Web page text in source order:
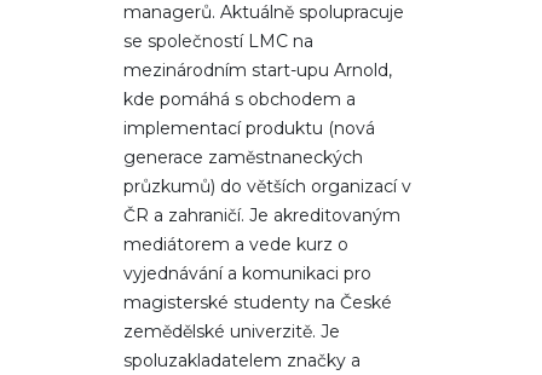
managerů. Aktuálně spolupracuje
se společností LMC na
mezinárodním start-upu Arnold,
kde pomáhá s obchodem a
implementací produktu (nová
generace zaměstnaneckých
průzkumů) do větších organizací v
ČR a zahraničí. Je akreditovaným
mediátorem a vede kurz o
vyjednávání a komunikaci pro
magisterské studenty na České
zemědělské univerzitě. Je
spoluzakladatelem značky a